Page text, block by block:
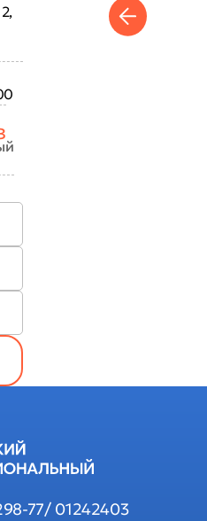
77/ 01242403